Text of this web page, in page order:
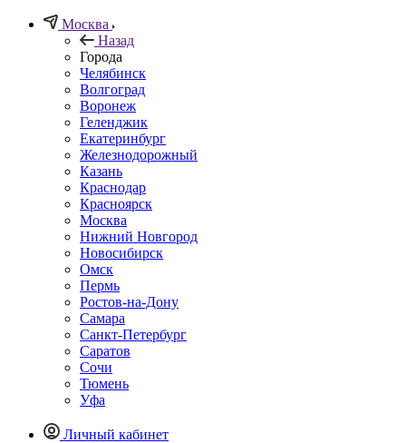
Москва
Назад
Города
Челябинск
Волгоград
Воронеж
Геленджик
Екатеринбург
Железнодорожный
Казань
Краснодар
Красноярск
Москва
Нижний Новгород
Новосибирск
Омск
Пермь
Ростов-на-Дону
Самара
Санкт-Петербург
Саратов
Сочи
Тюмень
Уфа
Личный кабинет